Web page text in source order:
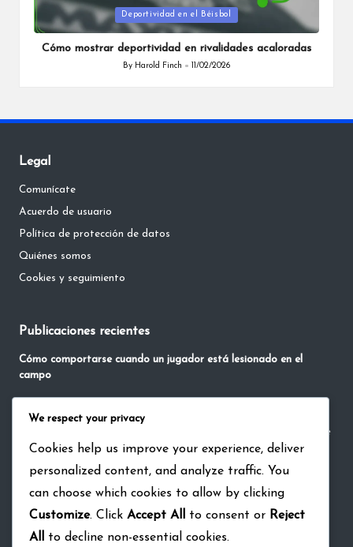
Posted
in
Deportividad en el Béisbol
Cómo mostrar deportividad en rivalidades acaloradas
Posted
By Harold Finch 11/02/2026
Legal
Comunícate
Acuerdo de usuario
Política de protección de datos
Quiénes somos
Cookies y seguimiento
Publicaciones recientes
Cómo comportarse cuando un jugador está lesionado en el
campo
Reglas No Escritas de Comunicación, Confianza y Aceptación de
Roles en Equipos de Béisbol
Cómo mostrar deportividad en rivalidades acaloradas
Interacciones, Deportividad
We respect your privacy
Cookies help us improve your experience, deliver
personalized content, and analyze traffic. You
can choose which cookies to allow by clicking
Customize. Click Accept All to consent or Reject
All
to decline non-essential cookies.